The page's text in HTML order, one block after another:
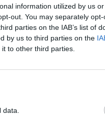
information utilized by us
out. You may separately
parties on the IAB’s list of
by us to third parties on the
to other third parties.